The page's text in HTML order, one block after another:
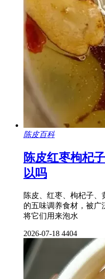
陈皮百科
陈皮红枣枸杞
以吗
陈皮、红枣、枸杞子
的五味调养食材，被广
将它们用来泡水
2026-07-18 4404